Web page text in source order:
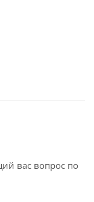
вас вопрос по